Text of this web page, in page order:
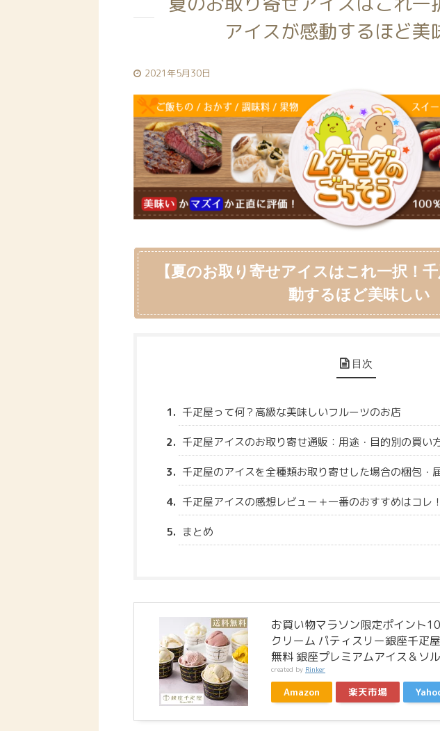
アイスが感動するほど美
2021年5月30日
【夏のお取り寄せアイスはこれ一択！
動するほど美味しい
目次
千疋屋って何？高級な美味しいフルーツのお店
千疋屋アイスのお取り寄せ通販：用途・目的別の買い
千疋屋のアイスを全種類お取り寄せした場合の梱包・
千疋屋アイスの感想レビュー＋一番のおすすめはコレ！
まとめ
お買い物マラソン限定ポイント
クリーム パティスリー銀座千疋
無料 銀座プレミアムアイス＆ソ
created by Rinker
Amazon 楽天市場